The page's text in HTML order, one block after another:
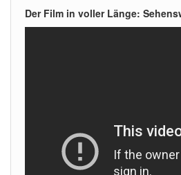
Der Film in voller Länge: